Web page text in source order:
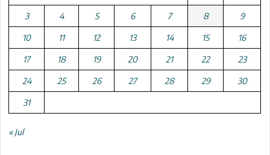
3 4 5 6 7 8 9
10 11 12 13 14 15 16
17 18 19 20 21 22 23
24 25 26 27 28 29 30
31
« Jul